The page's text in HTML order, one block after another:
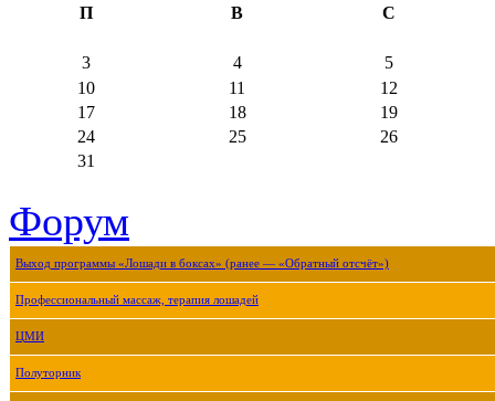
П В С
3 4
5
10
11
12
17
18
19
24
25
26
31
Форум
Выход программы «Лошади в боксах» (ранее — «Обратный отсчёт»)
Профессиональный массаж, терапия лошадей
ЦМИ
Полуторник